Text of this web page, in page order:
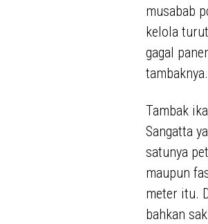
musabab
kelola
gagal
tambaknya.
Tambak
Sangatta
satunya
maupun
meter itu.
bahkan